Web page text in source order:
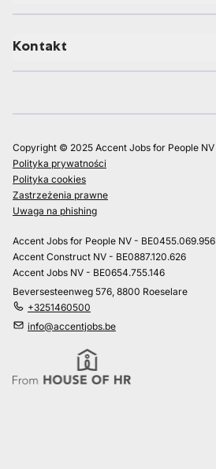
Kontakt
Copyright © 2025 Accent Jobs for People NV
Polityka prywatności
Polityka cookies
Zastrzeżenia prawne
Uwaga na phishing
Accent Jobs for People NV - BE0455.069.956
Accent Construct NV - BE0887.120.626
Accent Jobs NV - BE0654.755.146
Beversesteenweg 576, 8800 Roeselare
+3251460500
info@accentjobs.be